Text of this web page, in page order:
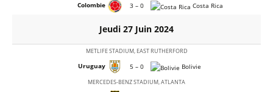
Colombie 3 – 0 Costa Rica
Jeudi 27 Juin 2024
METLIFE STADIUM, EAST RUTHERFORD
Uruguay 5 – 0 Bolivie
MERCEDES-BENZ STADIUM, ATLANTA